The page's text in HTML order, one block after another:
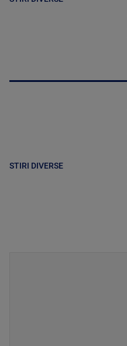
STIRI DIVERSE